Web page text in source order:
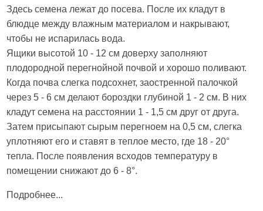
Здесь семена лежат до посева. После их кладут в
блюдце между влажным материалом и накрывают,
чтобы не испарилась вода.
Ящики высотой 10 - 12 см доверху заполняют
плодородной перегнойной почвой и хорошо поливают.
Когда почва слегка подсохнет, заостренной палочкой
через 5 - 6 см делают бороздки глубиной 1 - 2 см. В них
кладут семена на расстоянии 1 - 1,5 см друг от друга.
Затем присыпают сырым перегноем на 0,5 см, слегка
уплотняют его и ставят в теплое место, где 18 - 20°
тепла. После появления всходов температуру в
помещении снижают до 6 - 8°.
Подробнее...